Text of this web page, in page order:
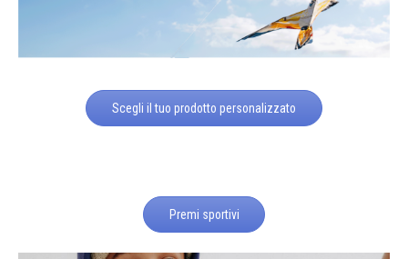
Scegli il tuo prodotto personalizzato
Premi sportivi